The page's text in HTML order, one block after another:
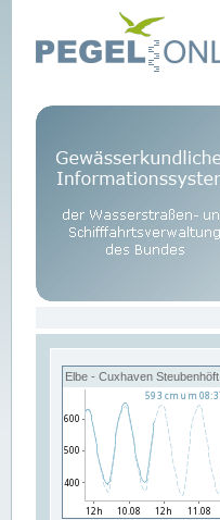
Elbe - Cuxhaven Steubenhöft